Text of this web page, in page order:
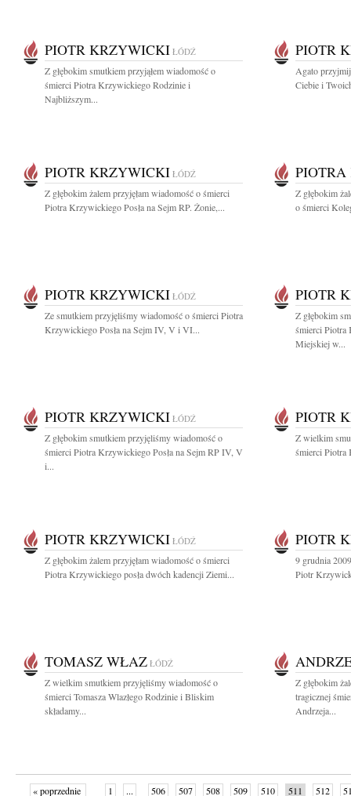
PIOTR KRZYWICKI ŁÓDŹ
Z głębokim smutkiem przyjąłem wiadomość o
śmierci Piotra Krzywickiego Rodzinie i
Najbliższym...
PIOTR
Agato przyjmij
Ciebie i
PIOTR KRZYWICKI ŁÓDŹ
Z głębokim żalem przyjęłam wiadomość o śmierci
Piotra Krzywickiego Posła na Sejm RP. Żonie,...
Z głębokim
o śmierci
PIOTR KRZYWICKI ŁÓDŹ
Ze smutkiem przyjęliśmy wiadomość o śmierci Piotra
Krzywickiego Posła na Sejm IV, V i VI...
PIOTR
Z głębokim
śmierci Piotra
Miejskiej w...
PIOTR KRZYWICKI ŁÓDŹ
Z głębokim smutkiem przyjęliśmy wiadomość o
śmierci Piotra Krzywickiego Posła na Sejm RP IV, V
i...
PIOTR
Z wielkim
śmierci
PIOTR KRZYWICKI ŁÓDŹ
Z głębokim żalem przyjęłam wiadomość o śmierci
Piotra Krzywickiego posła dwóch kadencji Ziemi...
PIOTR
9 grudnia
Piotr
TOMASZ WŁAZ ŁÓDŹ
Z wielkim smutkiem przyjęliśmy wiadomość o
śmierci Tomasza Wlazłego Rodzinie i Bliskim
składamy...
Z głębokim
tragicznej
Andrzeja...
« poprzednie 1 ... 506 507 508 509 510 511 512